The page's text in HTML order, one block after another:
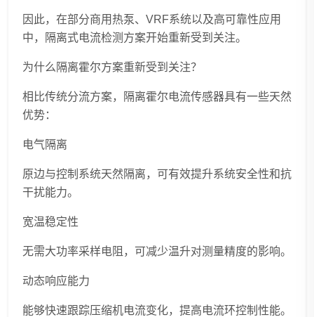
因此，在部分商用热泵、VRF系统以及高可靠性应用
中，隔离式电流检测方案开始重新受到关注。
为什么隔离霍尔方案重新受到关注？
相比传统分流方案，隔离霍尔电流传感器具有一些天然
优势：
电气隔离
原边与控制系统天然隔离，可有效提升系统安全性和抗
干扰能力。
宽温稳定性
无需大功率采样电阻，可减少温升对测量精度的影响。
动态响应能力
能够快速跟踪压缩机电流变化，提高电流环控制性能。